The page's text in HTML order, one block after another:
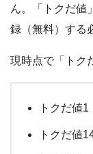
ん。「トクだ値
録（無料）する
現時点で「トク
トクだ値1
トクだ値